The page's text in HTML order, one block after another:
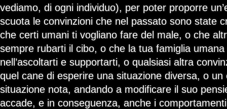
vediamo, di ogni individuo), per poter proporre
scuota le convinzioni che nel passato sono state
che certi umani ti vogliano fare del male, o che
sempre rubarti il cibo, o che la tua famiglia
nell’ascoltarti e supportarti, o qualsiasi altra
quel cane di esperire una situazione diversa, o
situazione nota, andando a modificare il suo
accade, e in conseguenza, anche i